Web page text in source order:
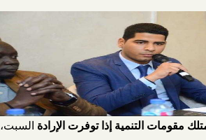
مقومات التنمية إذا توفرت الإرادة السبت،